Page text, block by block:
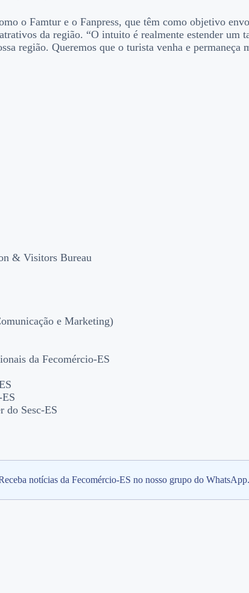
o Famtur e o Fanpress, que têm como objetivo
da região. “O intuito é realmente estender um
região. Queremos que o turista venha e
& Visitors Bureau
e Marketing)
da Fecomércio-ES
do Sesc-ES
notícias da Fecomércio-ES no nosso grupo do WhatsApp.